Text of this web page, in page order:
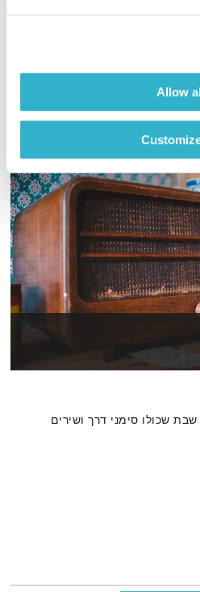
Allow
העונה והשפעת הקורונה על נוער
שכולו סימני דרך ושירים